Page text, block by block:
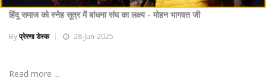
हिंदू समाज को स्नेह सूत्र में बांधना संघ का लक्ष्य - मोहन भागवत जी
Byप्रेरणा डेस्क 28-Jun-2025
Read more ...